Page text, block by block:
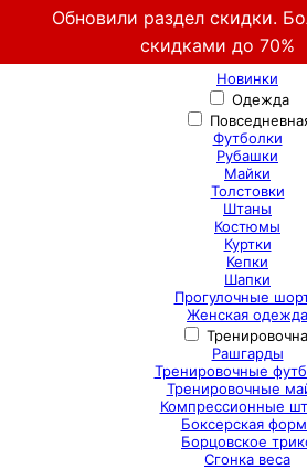
Обновили раздел скидки.
скидками до 70%
Новинки
Одежда
Футболки
Рубашки
Майки
Толстовки
Штаны
Костюмы
Куртки
Кепки
Шапки
Прогулочные
Женская одежда
Рашгарды
Тренировочные
Тренировочные
Компрессионные
Боксерская
Борцовское
Сгонка веса